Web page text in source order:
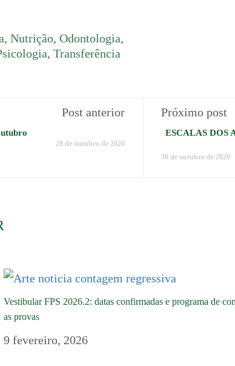
, Nutrição, Odontologia,
, Transferência
Post anterior
28 de outubro de 2020
Próximo post
ESCALAS DOS
30 de outubro de 2020
Vestibular FPS 2026.2: datas confirmadas e programa de
as provas
9 fevereiro, 2026